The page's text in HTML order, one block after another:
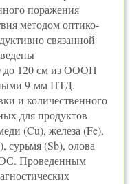
поражения
методом оптико-
связанной
до 120 см из ОООП
9-мм ПТД.
и количественного
для продуктов
(Cu), железа (Fe),
сурьмя (Sb), олова
Проведенным